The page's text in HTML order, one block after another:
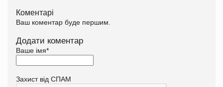
Коментарі
Ваш коментар буде першим.
Додати коментар
Ваше імя*
Захист від СПАМ